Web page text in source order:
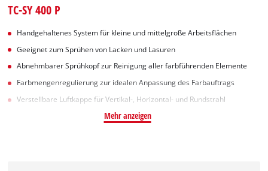
TC-SY 400 P
Handgehaltenes System für kleine und mittelgroße Arbeitsflächen
Geeignet zum Sprühen von Lacken und Lasuren
Abnehmbarer Sprühkopf zur Reinigung aller farbführenden Elemente
Farbmengenregulierung zur idealen Anpassung des Farbauftrags
Verstellbare Luftkappe für Vertikal-, Horizontal- und Rundstrahl
Mehr anzeigen